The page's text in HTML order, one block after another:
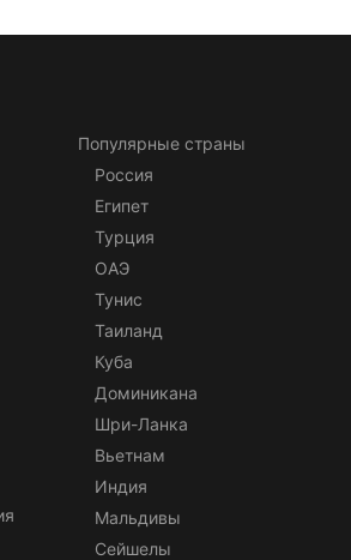
Популярные страны
Россия
Египет
Турция
ОАЭ
Тунис
Таиланд
Куба
Доминикана
Шри-Ланка
Вьетнам
Индия
Мальдивы
Сейшелы